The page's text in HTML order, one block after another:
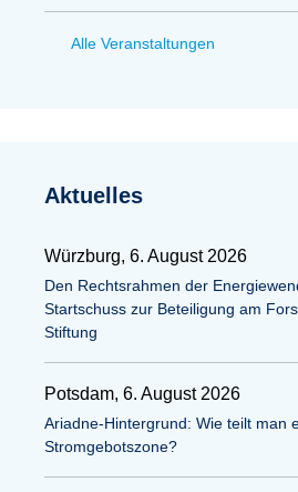
Alle Veranstaltungen
Aktuelles
Würzburg, 6. August 2026
Den Rechtsrahmen der
Startschuss zur Beteiligung am
Stiftung
Potsdam, 6. August 2026
Ariadne-Hintergrund: Wie teilt man
Stromgebotszone?